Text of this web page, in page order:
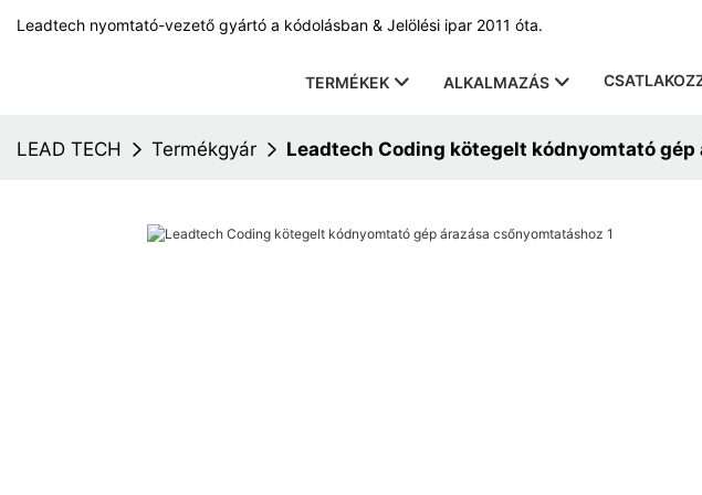
Leadtech nyomtató-vezető gyártó a kódolásban & Jelölési ipar 2011 óta.
TERMÉKEK ALKALMAZÁS
LEAD TECH Termékgyár Leadtech Coding kötegelt kódnyomtató